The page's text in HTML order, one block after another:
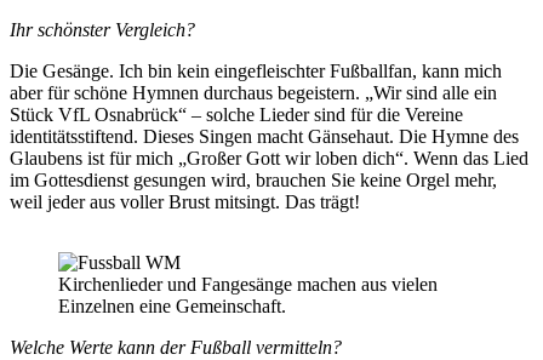
Ihr schönster Vergleich?
Die Gesänge. Ich bin kein eingefleischter Fußballfan, kann mich
aber für schöne Hymnen durchaus begeistern. „Wir sind alle ein
Stück VfL Osnabrück“ – solche Lieder sind für die Vereine
identitätsstiftend. Dieses Singen macht Gänsehaut. Die Hymne des
Glaubens ist für mich „Großer Gott wir loben dich“. Wenn das Lied
im Gottesdienst gesungen wird, brauchen Sie keine Orgel mehr,
weil jeder aus voller Brust mitsingt. Das trägt!
Kirchenlieder und Fangesänge machen aus vielen
Einzelnen eine Gemeinschaft.
Welche Werte kann der Fußball vermitteln?